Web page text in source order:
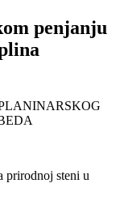
penjanju
prirodnoj steni u